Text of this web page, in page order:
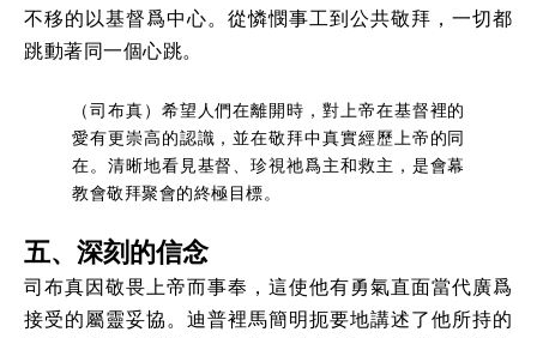
不移的以基督爲中心。從憐憫事工到公共敬拜，一切都
跳動著同一個心跳。
（司布真）希望人們在離開時，對上帝在基督裡的
愛有更崇高的認識，並在敬拜中真實經歷上帝的同
在。清晰地看見基督、珍視祂爲主和救主，是會幕
教會敬拜聚會的終極目標。
五、深刻的信念
司布真因敬畏上帝而事奉，這使他有勇氣直面當代廣爲
接受的屬靈妥協。迪普裡馬簡明扼要地講述了他所持的